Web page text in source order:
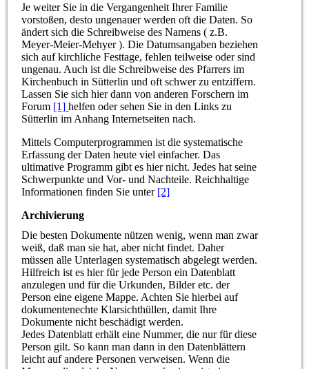
Je weiter Sie in die Vergangenheit Ihrer Familie
vorstoßen, desto ungenauer werden oft die Daten. So
ändert sich die Schreibweise des Namens ( z.B.
Meyer-Meier-Mehyer ). Die Datumsangaben beziehen
sich auf kirchliche Festtage, fehlen teilweise oder sind
ungenau. Auch ist die Schreibweise des Pfarrers im
Kirchenbuch in Sütterlin und oft schwer zu entziffern.
Lassen Sie sich hier dann von anderen Forschern im
Forum [1]helfen oder sehen Sie in den Links zu
Sütterlin im Anhang Internetseiten nach.
Mittels Computerprogrammen ist die systematische
Erfassung der Daten heute viel einfacher. Das
ultimative Programm gibt es hier nicht. Jedes hat seine
Schwerpunkte und Vor- und Nachteile. Reichhaltige
Informationen finden Sie unter [2]
Archivierung
Die besten Dokumente nützen wenig, wenn man zwar
weiß, daß man sie hat, aber nicht findet. Daher
müssen alle Unterlagen systematisch abgelegt werden.
Hilfreich ist es hier für jede Person ein Datenblatt
anzulegen und für die Urkunden, Bilder etc. der
Person eine eigene Mappe. Achten Sie hierbei auf
dokumentenechte Klarsichthüllen, damit Ihre
Dokumente nicht beschädigt werden.
Jedes Datenblatt erhält eine Nummer, die nur für diese
Person gilt. So kann man dann in den Datenblättern
leicht auf andere Personen verweisen. Wenn die